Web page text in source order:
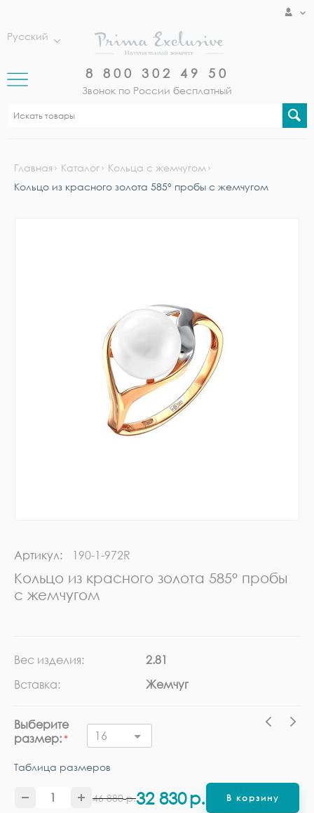
Русский
8 800 302 49 50
Звонок по России бесплатный
Главная Каталог
Кольца с жемчугом
Кольцо из красного золота 585° пробы с жемчугом
Артикул: 190-1-972R
Кольцо из красного золота 585° пробы
с жемчугом
Вес изделия:
2.81
Вставка:
Жемчуг
Выберите
размер:
16
Таблица размеров
46 880 р.32 830р. В корзину